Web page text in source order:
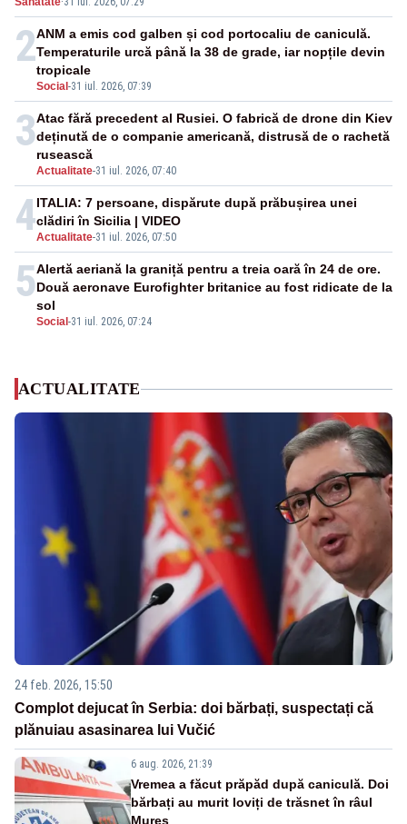
2
Social -31 iul. 2026, 07:39
ANM a emis cod galben și cod portocaliu de caniculă.
Temperaturile urcă până la 38 de grade, iar nopțile devin
tropicale
3
Actualitate-31 iul. 2026, 07:40
Atac fără precedent al Rusiei. O fabrică de drone din Kiev
deținută de o companie americană, distrusă de o rachetă
rusească
4Actualitate-31 iul. 2026, 07:50
ITALIA: 7 persoane, dispărute după prăbușirea unei
clădiri în Sicilia | VIDEO
5
Social -31 iul. 2026, 07:24
Alertă aeriană la graniță pentru a treia oară în 24 de ore.
Două aeronave Eurofighter britanice au fost ridicate de la
sol
ACTUALITATE
24 feb. 2026, 15:50
Complot dejucat în Serbia: doi bărbați, suspectați că
plănuiau asasinarea lui Vučić
6 aug. 2026, 21:39
Vremea a făcut prăpăd după caniculă. Doi
bărbați au murit loviți de trăsnet în râul
Mureș